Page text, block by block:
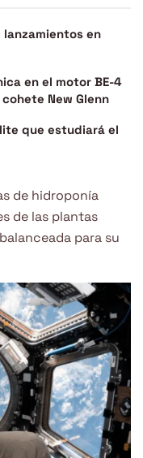
lanzamientos en
en el motor BE-4
New Glenn
que estudiará el
de hidroponía
de las plantas
para su